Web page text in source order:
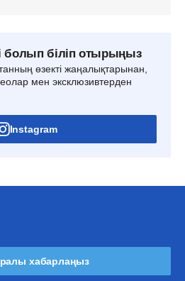
болып біліп отырыңыз
өзекті жаңалықтарынан,
мен эксклюзивтерден
Instagram
хабарлаңыз